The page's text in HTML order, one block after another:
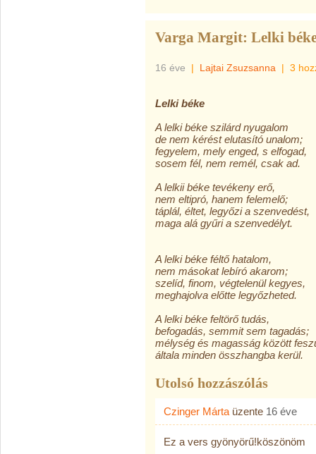
Varga Margit: Lelki
16 éve | Lajtai Zsuzsanna | 3
Lelki béke
A lelki béke szilárd nyugalom
de nem kérést elutasító unalom;
fegyelem, mely enged, s elfogad,
sosem fél, nem remél, csak ad.
A lelkii béke tevékeny erő,
nem eltipró, hanem felemelő;
táplál, éltet, legyőzi a szenvedést,
maga alá gyűri a szenvedélyt.
A lelki béke féltő hatalom,
nem másokat lebíró akarom;
szelíd, finom, végtelenül kegyes,
meghajolva előtte legyőzheted.
A lelki béke feltörő tudás,
befogadás, semmit sem tagadás;
mélység és magasság között
általa minden összhangba kerül.
Utolsó hozzászólás
Czinger Márta üzente 16 éve
Ez a vers gyönyörű!köszönöm